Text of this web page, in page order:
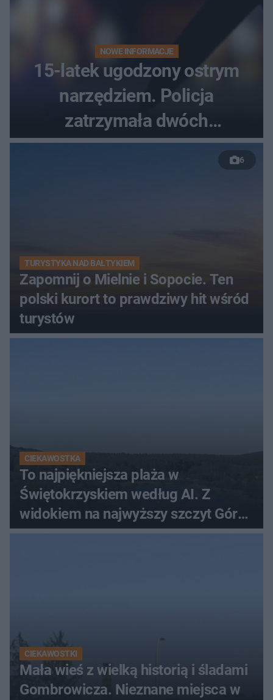
NOWE INFORMACJE
15-latek ugodzony ostrym
narzędziem. Policja
zatrzymała dwóch
nastolatków
6
TURYSTYKA NAD BAŁTYKIEM
Zapomnij o Mielnie i Sopocie. Ten
polski kurort to prawdziwy hit wśród
turystów
CIEKAWOSTKA
To najpiękniejsza plaża w
Świętokrzyskiem według AI. Z
widokiem na najwyższy szczyt Gór
Świętokrzyskich
CIEKAWOSTKI
Mała wieś z wielką historią i śladami
Gombrowicza. Nieznane miejsca w